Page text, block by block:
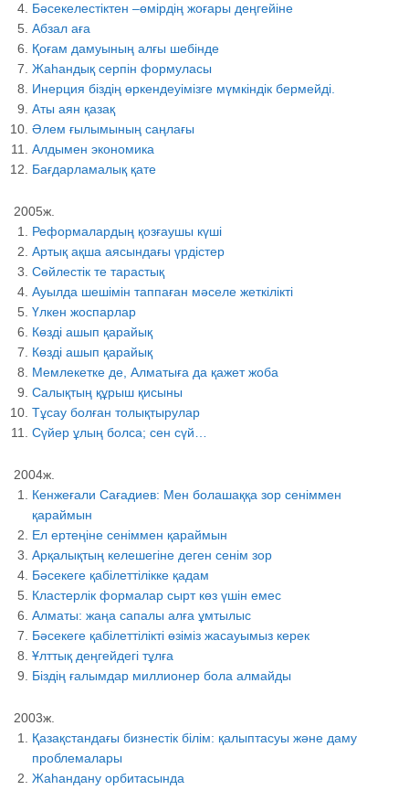
Бәсекелестіктен –өмірдің жоғары деңгейіне
Абзал аға
Қоғам дамуының алғы шебінде
Жаһандық серпін формуласы
Инерция біздің өркендеуімізге мүмкіндік бермейді.
Аты аян қазақ
Әлем ғылымының саңлағы
Алдымен экономика
Бағдарламалық қате
2005ж.
Реформалардың қозғаушы күші
Артық ақша аясындағы үрдістер
Сөйлестік те тарастық
Ауылда шешімін таппаған мәселе жеткілікті
Үлкен жоспарлар
Көзді ашып қарайық
Көзді ашып қарайық
Мемлекетке де, Алматыға да қажет жоба
Салықтың құрыш қисыны
Тұсау болған толықтырулар
Сүйер ұлың болса; сен сүй…
2004ж.
Кенжеғали Сағадиев: Мен болашаққа зор сеніммен
қараймын
Ел ертеңіне сеніммен қараймын
Арқалықтың келешегіне деген сенім зор
Бәсекеге қабілеттілікке қадам
Кластерлік формалар сырт көз үшін емес
Алматы: жаңа сапалы алға ұмтылыс
Бәсекеге қабілеттілікті өзіміз жасауымыз керек
Ұлттық деңгейдегі тұлға
Біздің ғалымдар миллионер бола алмайды
2003ж.
Қазақстандағы бизнестік білім: қалыптасуы және даму
проблемалары
Жаһандану орбитасында